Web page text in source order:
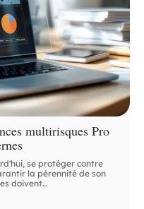
multirisques Pro
se protéger contre
la pérennité de son
doivent…